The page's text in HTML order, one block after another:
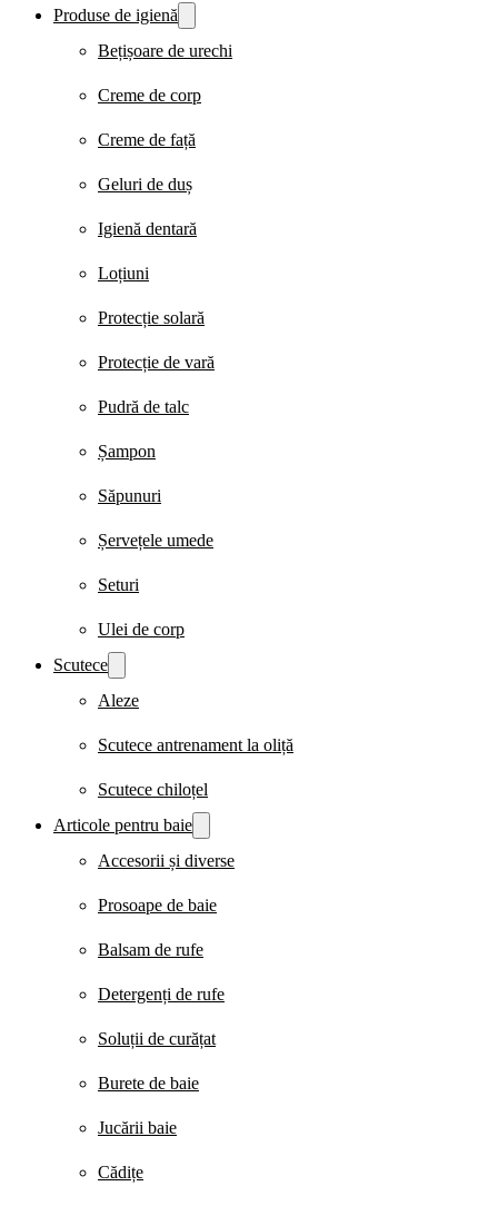
Produse de igienă
Bețișoare de urechi
Creme de corp
Creme de față
Geluri de duș
Igienă dentară
Loțiuni
Protecție solară
Protecție de vară
Pudră de talc
Șampon
Săpunuri
Șervețele umede
Seturi
Ulei de corp
Scutece
Aleze
Scutece antrenament la oliță
Scutece chiloțel
Articole pentru baie
Accesorii și diverse
Prosoape de baie
Balsam de rufe
Detergenți de rufe
Soluții de curățat
Burete de baie
Jucării baie
Cădițe